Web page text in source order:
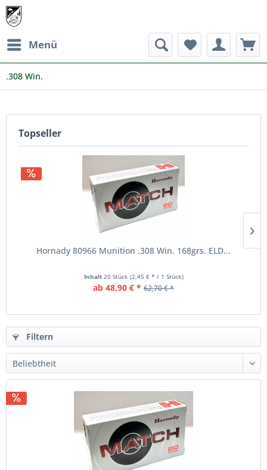
Menü
.308 Win.
Topseller
Hornady 80966 Munition .308 Win. 168grs. ELD...
Inhalt 20 Stück (2,45 € * / 1 Stück)
ab 48,90 € * 62,70 € *
Filtern